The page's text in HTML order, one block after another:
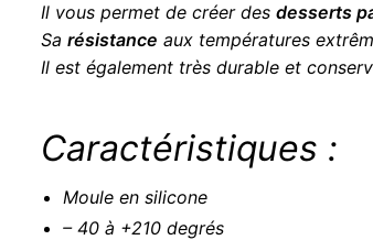
Il vous permet de créer des desserts
Sa résistance aux températures
Il est également très durable et
Caractéristiques :
Moule en silicone
– 40 à +210 degrés